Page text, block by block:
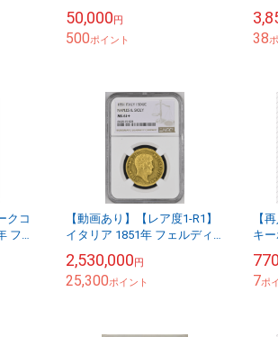
50,000円
500ポイント 38
クコ
フラ
【動画あり】【レア度1-R1】
イタリア 1851年 フェルディ
NGC-MS61+
2,530,000円
25,300ポイント
【
キ
770
7ポ